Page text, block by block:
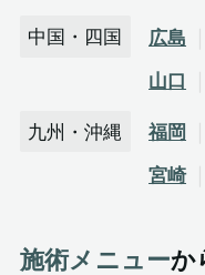
中国・四国 広島
山口
九州・沖縄 福岡
宮崎
施術メニューか